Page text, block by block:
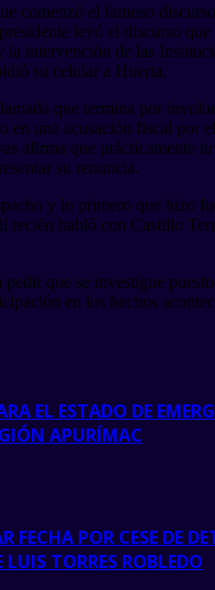
comenzó el famoso
leyó el discurso que
la intervención de las
su celular a Huerta.
que termina por
en una acusación fiscal por
afirma que prácticamente
su renuncia.
y lo primero que hizo
recién habló con Castillo
pedir que se investigue
en los hechos
EL ESTADO DE
APURÍMAC
FECHA POR CESE DE
TORRES ROBLEDO